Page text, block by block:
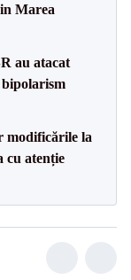
Marea
au atacat
modificările la
cu atenție